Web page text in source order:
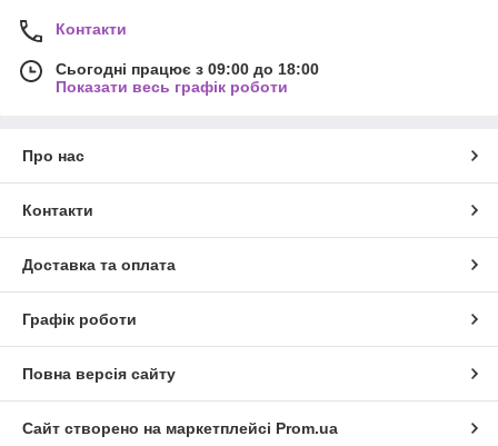
Контакти
Сьогодні працює з 09:00 до 18:00
Показати весь графік роботи
Про нас
Контакти
Доставка та оплата
Графік роботи
Повна версія сайту
Сайт створено на маркетплейсі Prom.ua